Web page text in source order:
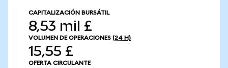
CAPITALIZACIÓN BURSÁTIL
8,53 mil £
VOLUMEN DE OPERACIONES (24 H)
15,55 £
OFERTA CIRCULANTE